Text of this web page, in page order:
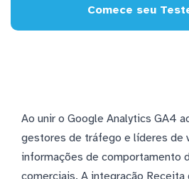
Comece seu
Ao unir o Google Analytics GA4
gestores de tráfego e líderes de
informações de comportamento
comerciais. A integração Receita